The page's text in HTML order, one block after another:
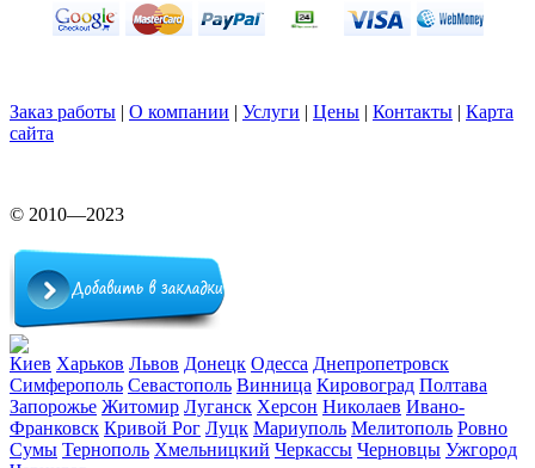
Заказ работы | О компании | Услуги | Цены | Контакты | Карта
сайта
© 2010—2023
Киев Харьков Львов Донецк Одесса Днепропетровск
Симферополь Севастополь Винница Кировоград Полтава
Запорожье Житомир Луганск Херсон Николаев Ивано-
Франковск Кривой Рог Луцк Мариуполь Мелитополь Ровно
Сумы Тернополь Хмельницкий Черкассы Черновцы Ужгород